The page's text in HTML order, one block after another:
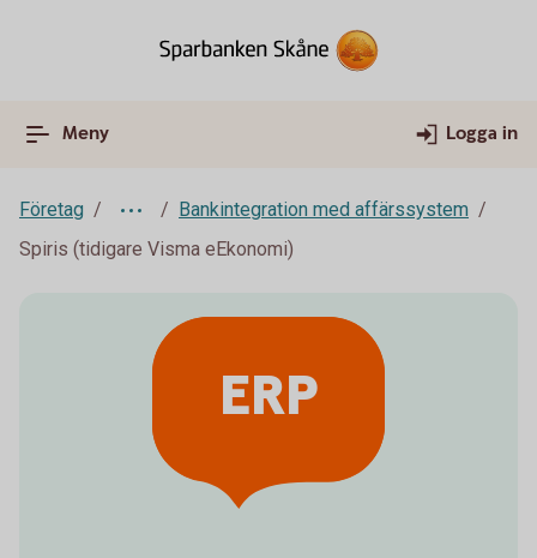
Meny Logga in
Företag
Bankintegration med affärssystem
Spiris (tidigare Visma eEkonomi)
ERP